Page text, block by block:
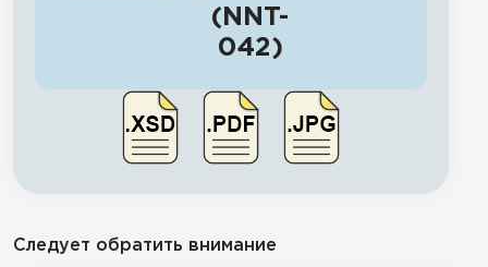
(NNT-
042)
Следует обратить внимание